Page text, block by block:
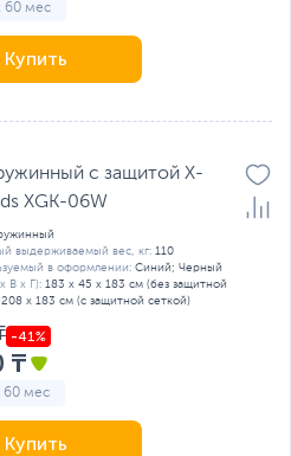
60 мес
Купить
с защитой X-
XGK-06W
выдерживаемый вес, кг: 110
в оформлении: Синий; Черный
В х Г): 183 х 45 х 183 см (без защитной
х 183 см (с защитной сеткой)
₸
60 мес
Купить